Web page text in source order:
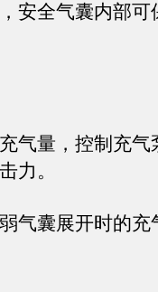
安全气囊内部可
量，控制充气
力。
囊展开时的充